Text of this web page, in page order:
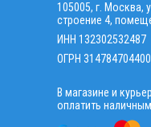
105005, г. Москва,
строение 4,
ИНН 132302532487
ОГРН
В магазине и
оплатить